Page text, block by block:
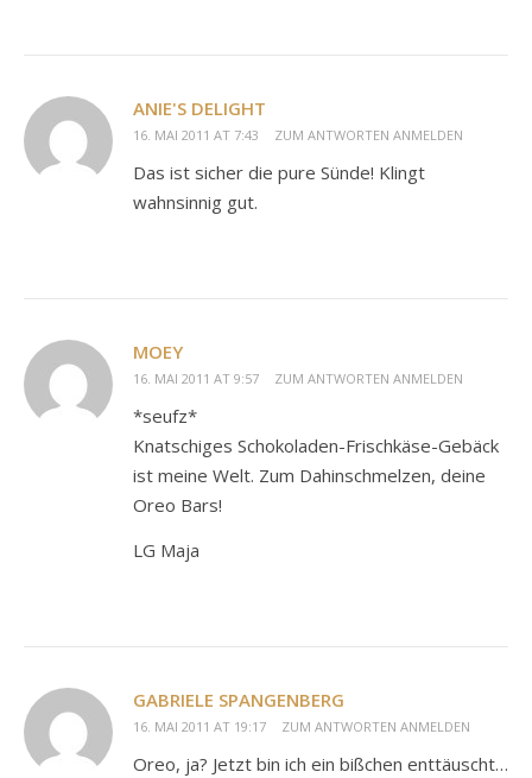
ANIE'S DELIGHT
16. MAI 2011 AT 7:43 ZUM ANTWORTEN ANMELDEN
Das ist sicher die pure Sünde! Klingt
wahnsinnig gut.
MOEY
16. MAI 2011 AT 9:57 ZUM ANTWORTEN ANMELDEN
*seufz*
Knatschiges Schokoladen-Frischkäse-Gebäck
ist meine Welt. Zum Dahinschmelzen, deine
Oreo Bars!
LG Maja
GABRIELE SPANGENBERG
16. MAI 2011 AT 19:17 ZUM ANTWORTEN ANMELDEN
Oreo, ja? Jetzt bin ich ein bißchen enttäuscht…